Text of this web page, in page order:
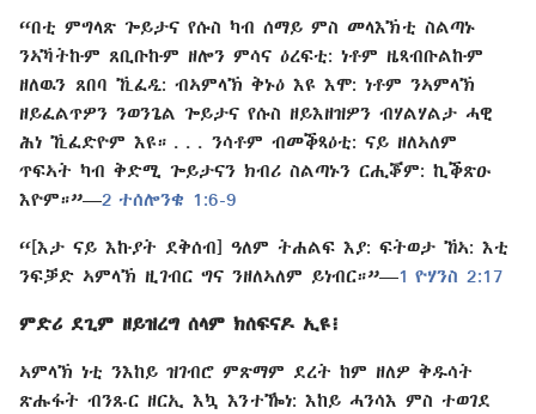
“በቲ ምግላጽ ጐይታና የሱስ ካብ ሰማይ ምስ መላእኽቲ ስልጣኑ
ንኣኻትኩም ጸቢቡኩም ዘሎን ምሳና ዕረፍቲ: ነቶም ዜጻብቡልኩም
ዘለዉን ጸበባ ኺፈዲ: ብኣምላኽ ቅኑዕ እዩ እሞ: ነቶም ንኣምላኽ
ዘይፈልጥዎን ንወንጌል ጐይታና የሱስ ዘይእዘዝዎን ብሃልሃልታ ሓዊ
ሕነ ኺፈድዮም እዩ። . . . ንሳቶም ብመቕጻዕቲ: ናይ ዘለኣለም
ጥፍኣት ካብ ቅድሚ ጐይታናን ክብሪ ስልጣኑን ርሒቖም: ኪቕጽዑ
እዮም።”​—⁠2 ተሰሎንቄ 1:⁠6-9
“[እታ ናይ እኩያት ደቅሰብ] ዓለም ትሐልፍ እያ: ፍትወታ ኸኣ: እቲ
ንፍቓድ ኣምላኽ ዚገብር ግና ንዘለኣለም ይነብር።”​—⁠1 ዮሃንስ 2:⁠17
ምድሪ ደጊም ዘይዝረግ ሰላም ክሰፍናዶ ኢዩ፧
ኣምላኽ ነቲ ንእከይ ዝገብሮ ምጽማም ደረት ከም ዘለዎ ቅዱሳት
ጽሑፋት ብንጹር ዘርኢ እኳ እንተ​ዀነ: እከይ ሓንሳእ ምስ ተወገደ